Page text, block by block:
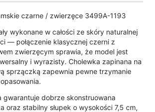
czarne / zwierzęce 3499A-1193
wykonane w całości ze skóry naturalnej
— połączenie klasycznej czerni z
zwierzęcym sprawia, że model jest
i wyrazisty. Cholewka zapinana na
sprzączką zapewnia pewne trzymanie
gwarantuje dobrze skonstruowana
oraz stabilny słupek o wysokości 7,5 cm,